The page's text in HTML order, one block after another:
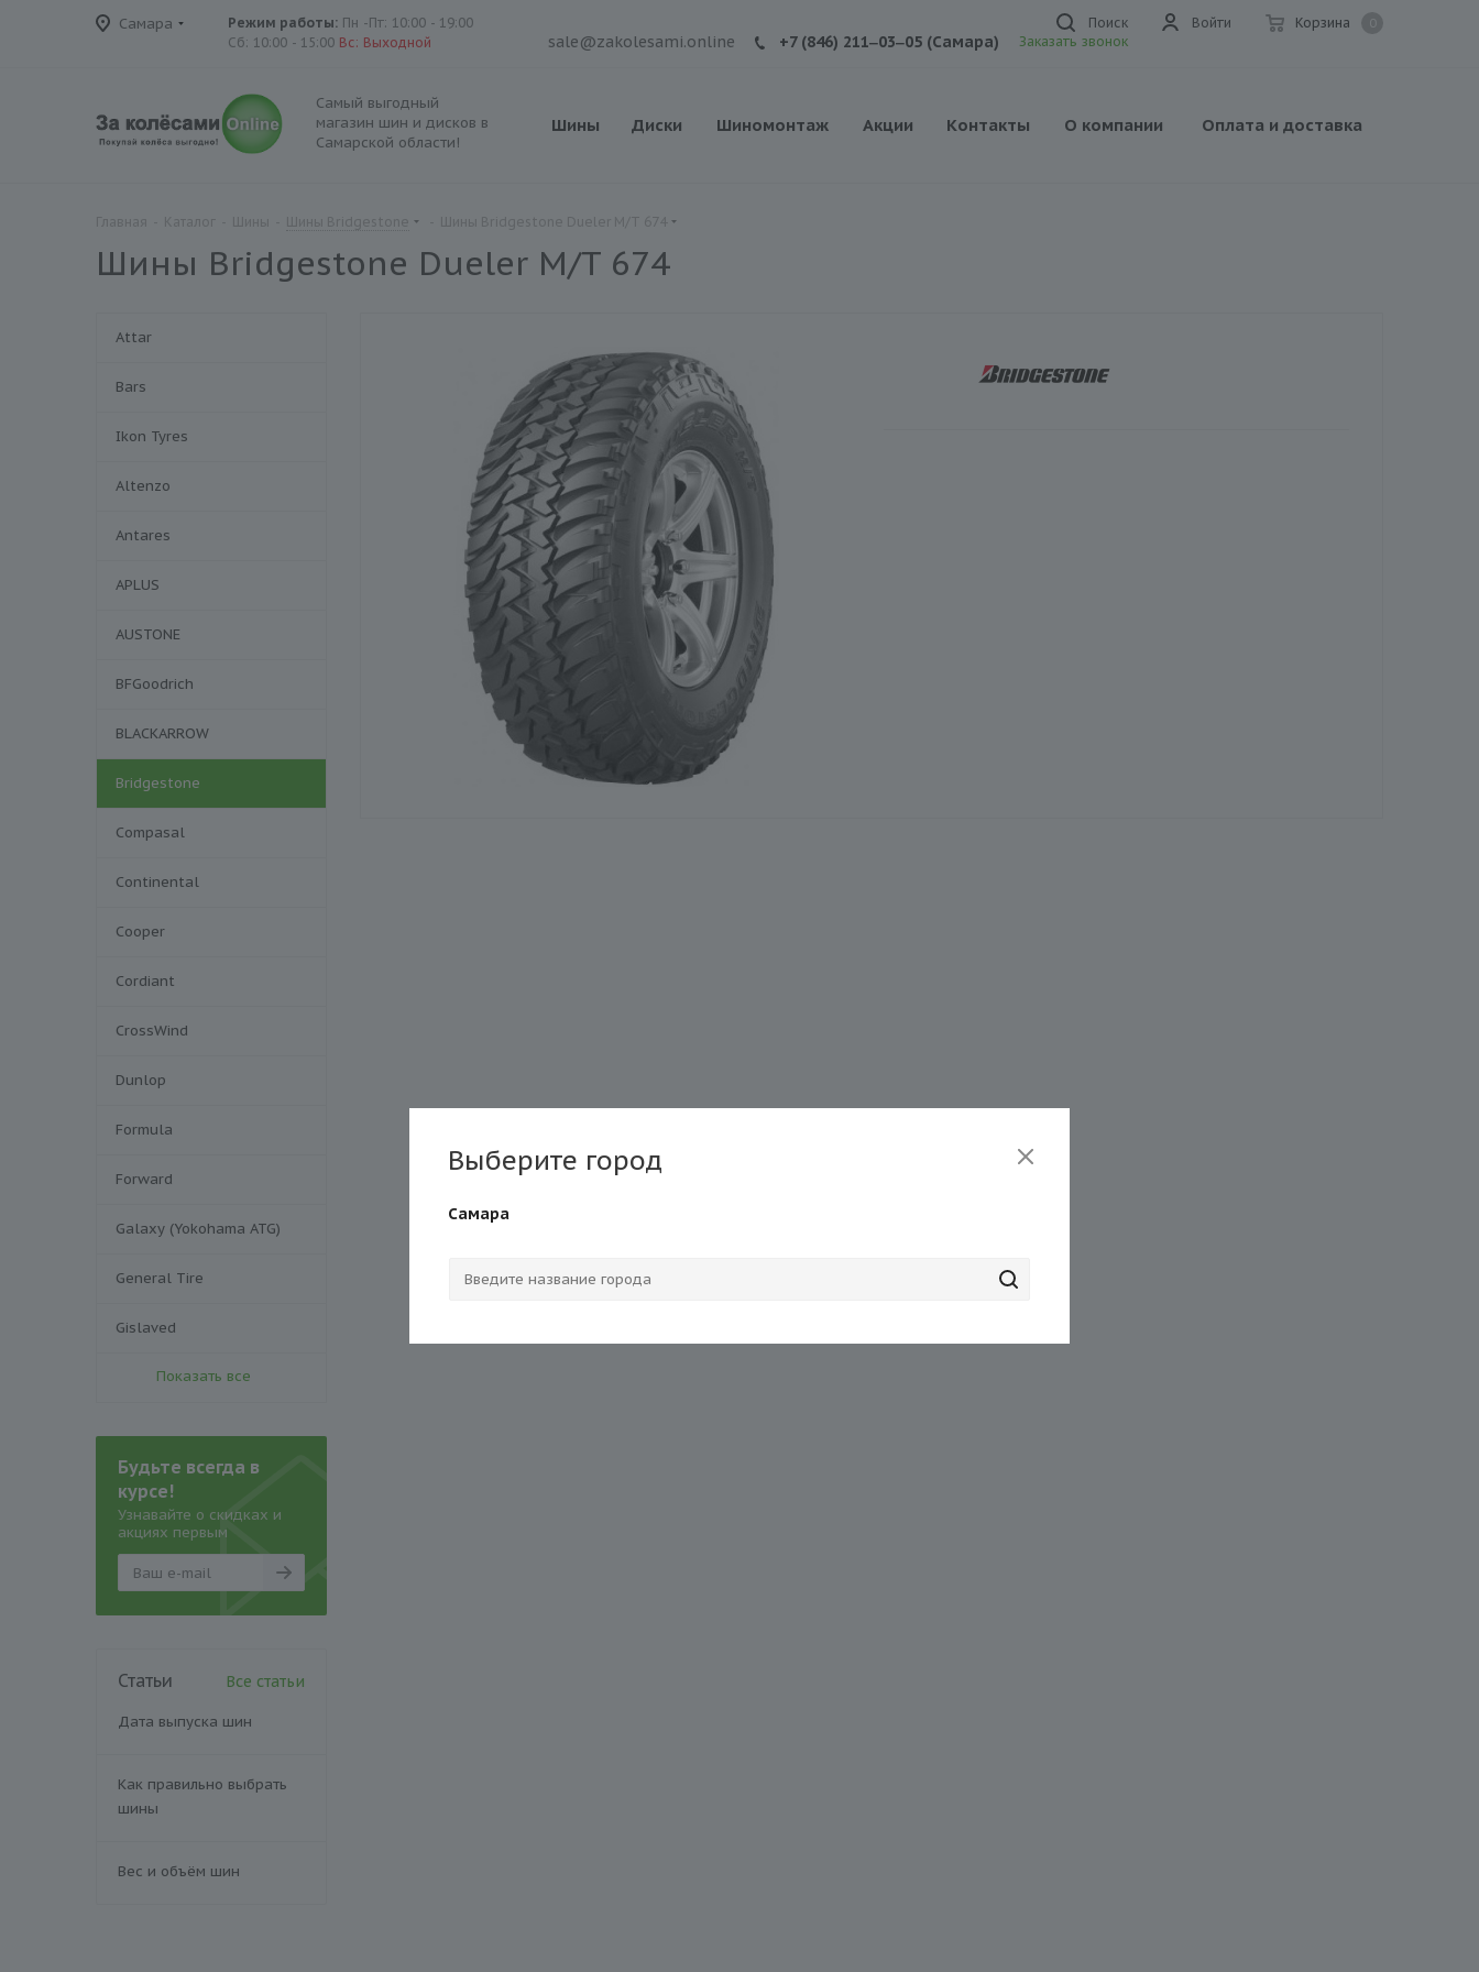
Самара Корзина
Войти
Режим работы: Пн -Пт: 10:00 - 19:00
Сб: 10:00 - 15:00 Вс: Выходной
Поиск
sale@zakolesami.online +7 (846) 211‒03‒05 (Самара) Заказать звонок
Самый выгодный
магазин шин и дисков в
Самарской области!
Шины Диски Шиномонтаж Акции Контакты О компании Оплата и доставка
Шины Bridgestone Dueler M/T 674
Attar
Bars
Ikon Tyres
Altenzo
Antares
APLUS
AUSTONE
BFGoodrich
BLACKARROW
Bridgestone
Compasal
Continental
Cooper
Cordiant
CrossWind
Dunlop
Formula
Forward
Galaxy (Yokohama ATG)
General Tire
Gislaved
Показать все
Будьте всегда в
курсе!
Узнавайте о скидках и
акциях первым
Статьи Все статьи
Дата выпуска шин
Как правильно выбрать
шины
Вес и объём шин
Выберите город
Самара